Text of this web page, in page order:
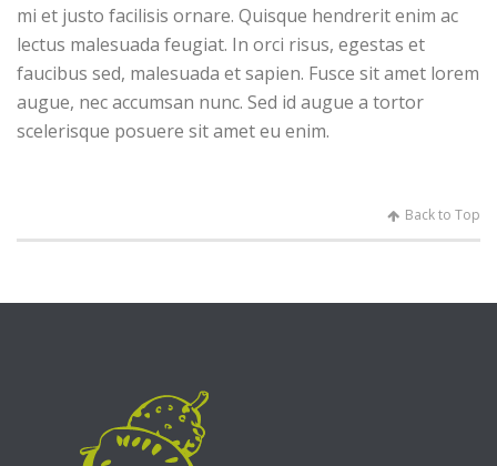
mi et justo facilisis ornare. Quisque hendrerit enim ac
lectus malesuada feugiat. In orci risus, egestas et
faucibus sed, malesuada et sapien. Fusce sit amet lorem
augue, nec accumsan nunc. Sed id augue a tortor
scelerisque posuere sit amet eu enim.
Back to Top